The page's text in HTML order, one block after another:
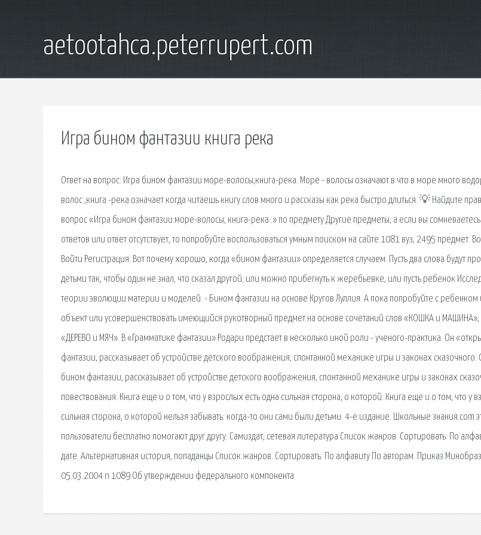
aetootahca.peterrupert.com
Игра бином фантазии книга река
Ответ на вопрос: Игра бином фантазии:море-волосы,книга-река. Море - волосы означают в что в море много
волос ,книга -река означает когда читаешь книгу слов много и рассказы как река быстро длиться. 💡 Найдите
вопрос «Игра бином фантазии:море-волосы, книга-река .» по предмету Другие предметы, а если вы сомневаетесь
ответов или ответ отсутствует, то попробуйте воспользоваться умным поиском на сайте 1081 вуз, 2495 предмет.
Войти Регистрация. Вот почему хорошо, когда «бином фантазии» определяется случаем. Пусть два слова будут
детьми так, чтобы один не знал, что сказал другой; или можно прибегнуть к жеребьевке, или пусть ребенок
теории эволюции материи и моделей. - Бином фантазии на основе Кругов Луллия. А пока попробуйте с ребенком
объект или усовершенствовать имеющийся рукотворный предмет на основе сочетаний слов «КОШКА и МАШИНА»,
«ДЕРЕВО и МЯЧ». В «Грамматике фантазии» Родари предстает в несколько иной роли - ученого-практика. Он
фантазии, рассказывает об устройстве детского воображения, спонтанной механике игры и законах сказочного.
бином фантазии, рассказывает об устройстве детского воображения, спонтанной механике игры и законах
повествования. Книга еще и о том, что у взрослых есть одна сильная сторона, о которой. Книга еще и о том, что у
сильная сторона, о которой нельзя забывать: когда-то они сами были детьми. 4-е издание. Школьные знания.com
пользователи бесплатно помогают друг другу. Самиздат, сетевая литература Список жанров. Сортировать: По
дате. Альтернативная история, попаданцы Список жанров. Сортировать: По алфавиту По авторам. Приказ
05.03.2004 n 1089 Об утверждении федерального компонента.